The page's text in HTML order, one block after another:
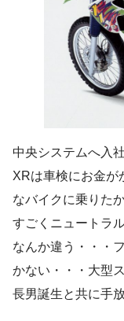
中央システムへ入社
XRは車検にお金が
なバイクに乗りた
すごくニュートラ
なんか違う・・・
かない・・・大型
長男誕生と共に手